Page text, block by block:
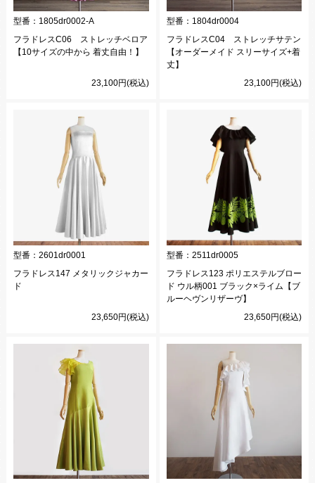
型番： 1805dr0002-A
フラドレスC06 ストレッチベロア
【10サイズの中から 着丈自由！】
23,100円(税込)
型番： 1804dr0004
フラドレスC04 ストレッチサテン
【オーダーメイド スリーサイズ+着
丈】
23,100円(税込)
型番： 2601dr0001
フラドレス147 メタリックジャカー
ド
23,650円(税込)
型番： 2511dr0005
フラドレス123 ポリエステルブロー
ド ウル柄001 ブラック×ライム【ブ
ルーヘヴンリザーヴ】
23,650円(税込)